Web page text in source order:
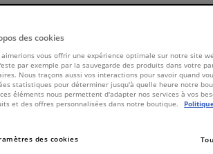
828060 Valeo
des cookies
aimerions vous offrir une expérience optimale sur notre site
par exemple par la sauvegarde des produits dans votre
Nous traçons aussi vos interactions pour savoir quand
statistiques pour déterminer jusqu'à quelle heure notre
éléments nous permettent d'adapter nos services à vos
et des offres personnalisées dans notre boutique.
des cookies